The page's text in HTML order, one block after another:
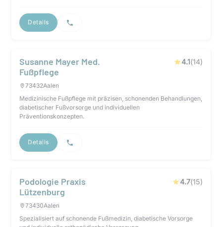
Details
Susanne Mayer Med.
Fußpflege
4.1(14)
73432Aalen
Medizinische Fußpflege mit präzisen, schonenden Behandlungen,
diabetischer Fußvorsorge und individuellen
Präventionskonzepten.
Details
Podologie Praxis
Lützenburg
4.7(15)
73430Aalen
Spezialisiert auf schonende Fußmedizin, diabetische Vorsorge